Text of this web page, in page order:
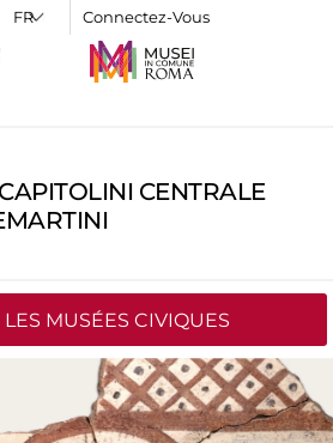
Connectez-Vous
CENTRALE
LES MUSÉES CIVIQUES